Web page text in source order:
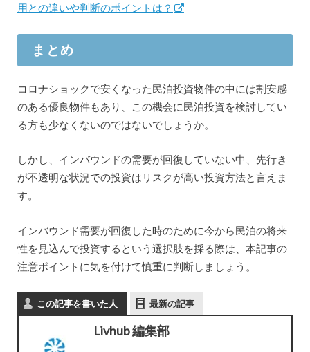
用との違いや判断のポイントは？
まとめ
コロナショックで安くなった民泊投資物件の中には割安感
のある優良物件もあり、この機会に民泊投資を検討してい
る方も少なくないのではないでしょうか。
しかし、インバウンドの需要が回復していない中、先行き
が不透明な状況での投資はリスクが高い投資方法と言えま
す。
インバウンド需要が回復した時のために今から民泊の将来
性を見込んで投資するという選択肢を採る際は、本記事の
注意ポイントに気を付けて慎重に判断しましょう。
この記事を書いた人 最新の記事
Livhub 編集部